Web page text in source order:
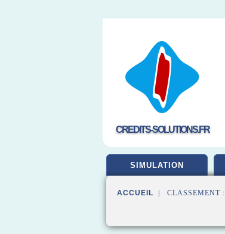
CREDITS-SOLUTIONS.FR
SIMULATION
ACCUEIL | CLASSEMENT :